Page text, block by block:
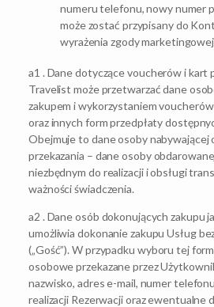
numeru telefonu, nowy numer
może zostać przypisany do
wyrażenia zgody
a1 . Dane dotyczące voucherów i kart
Travelist może przetwarzać dane
zakupem i wykorzystaniem
oraz innych form przedpłaty
Obejmuje to dane osoby nabywającej
przekazania – dane osoby
niezbędnym do realizacji i obsługi
ważności świadczenia.
a2 . Dane osób dokonujących zakupu
umożliwia dokonanie zakupu Usług
(„Gość”). W przypadku wyboru tej
osobowe przekazane przez
nazwisko, adres e-mail, numer
realizacji Rezerwacji oraz ewentualne